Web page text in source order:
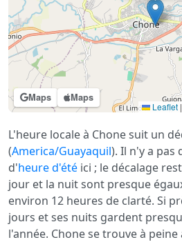
Maps Maps
Leaflet |
L'heure locale à Chone suit un
(America/Guayaquil). Il n'y a pas
d'heure d'été ici ; le décalage
jour et la nuit sont presque
environ 12 heures de clarté. Si
jours et ses nuits gardent
l'année. Chone se trouve à